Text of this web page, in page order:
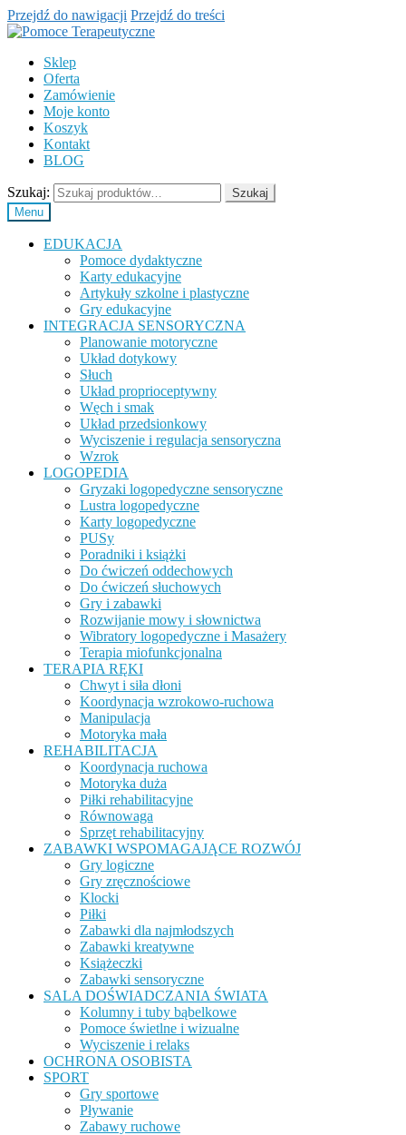
Przejdź do nawigacji Przejdź do treści
Sklep
Oferta
Zamówienie
Moje konto
Koszyk
Kontakt
BLOG
Szukaj:
Szukaj
Menu
EDUKACJA
Pomoce dydaktyczne
Karty edukacyjne
Artykuły szkolne i plastyczne
Gry edukacyjne
INTEGRACJA SENSORYCZNA
Planowanie motoryczne
Układ dotykowy
Słuch
Układ proprioceptywny
Węch i smak
Układ przedsionkowy
Wyciszenie i regulacja sensoryczna
Wzrok
LOGOPEDIA
Gryzaki logopedyczne sensoryczne
Lustra logopedyczne
Karty logopedyczne
PUSy
Poradniki i książki
Do ćwiczeń oddechowych
Do ćwiczeń słuchowych
Gry i zabawki
Rozwijanie mowy i słownictwa
Wibratory logopedyczne i Masażery
Terapia miofunkcjonalna
TERAPIA RĘKI
Chwyt i siła dłoni
Koordynacja wzrokowo-ruchowa
Manipulacja
Motoryka mała
REHABILITACJA
Koordynacja ruchowa
Motoryka duża
Piłki rehabilitacyjne
Równowaga
Sprzęt rehabilitacyjny
ZABAWKI WSPOMAGAJĄCE ROZWÓJ
Gry logiczne
Gry zręcznościowe
Klocki
Piłki
Zabawki dla najmłodszych
Zabawki kreatywne
Książeczki
Zabawki sensoryczne
SALA DOŚWIADCZANIA ŚWIATA
Kolumny i tuby bąbelkowe
Pomoce świetlne i wizualne
Wyciszenie i relaks
OCHRONA OSOBISTA
SPORT
Gry sportowe
Pływanie
Zabawy ruchowe